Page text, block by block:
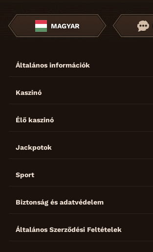
MAGYAR
Általános információk
Kaszinó
Élő kaszinó
Jackpotok
Sport
Biztonság és adatvédelem
Általános Szerződési Feltételek